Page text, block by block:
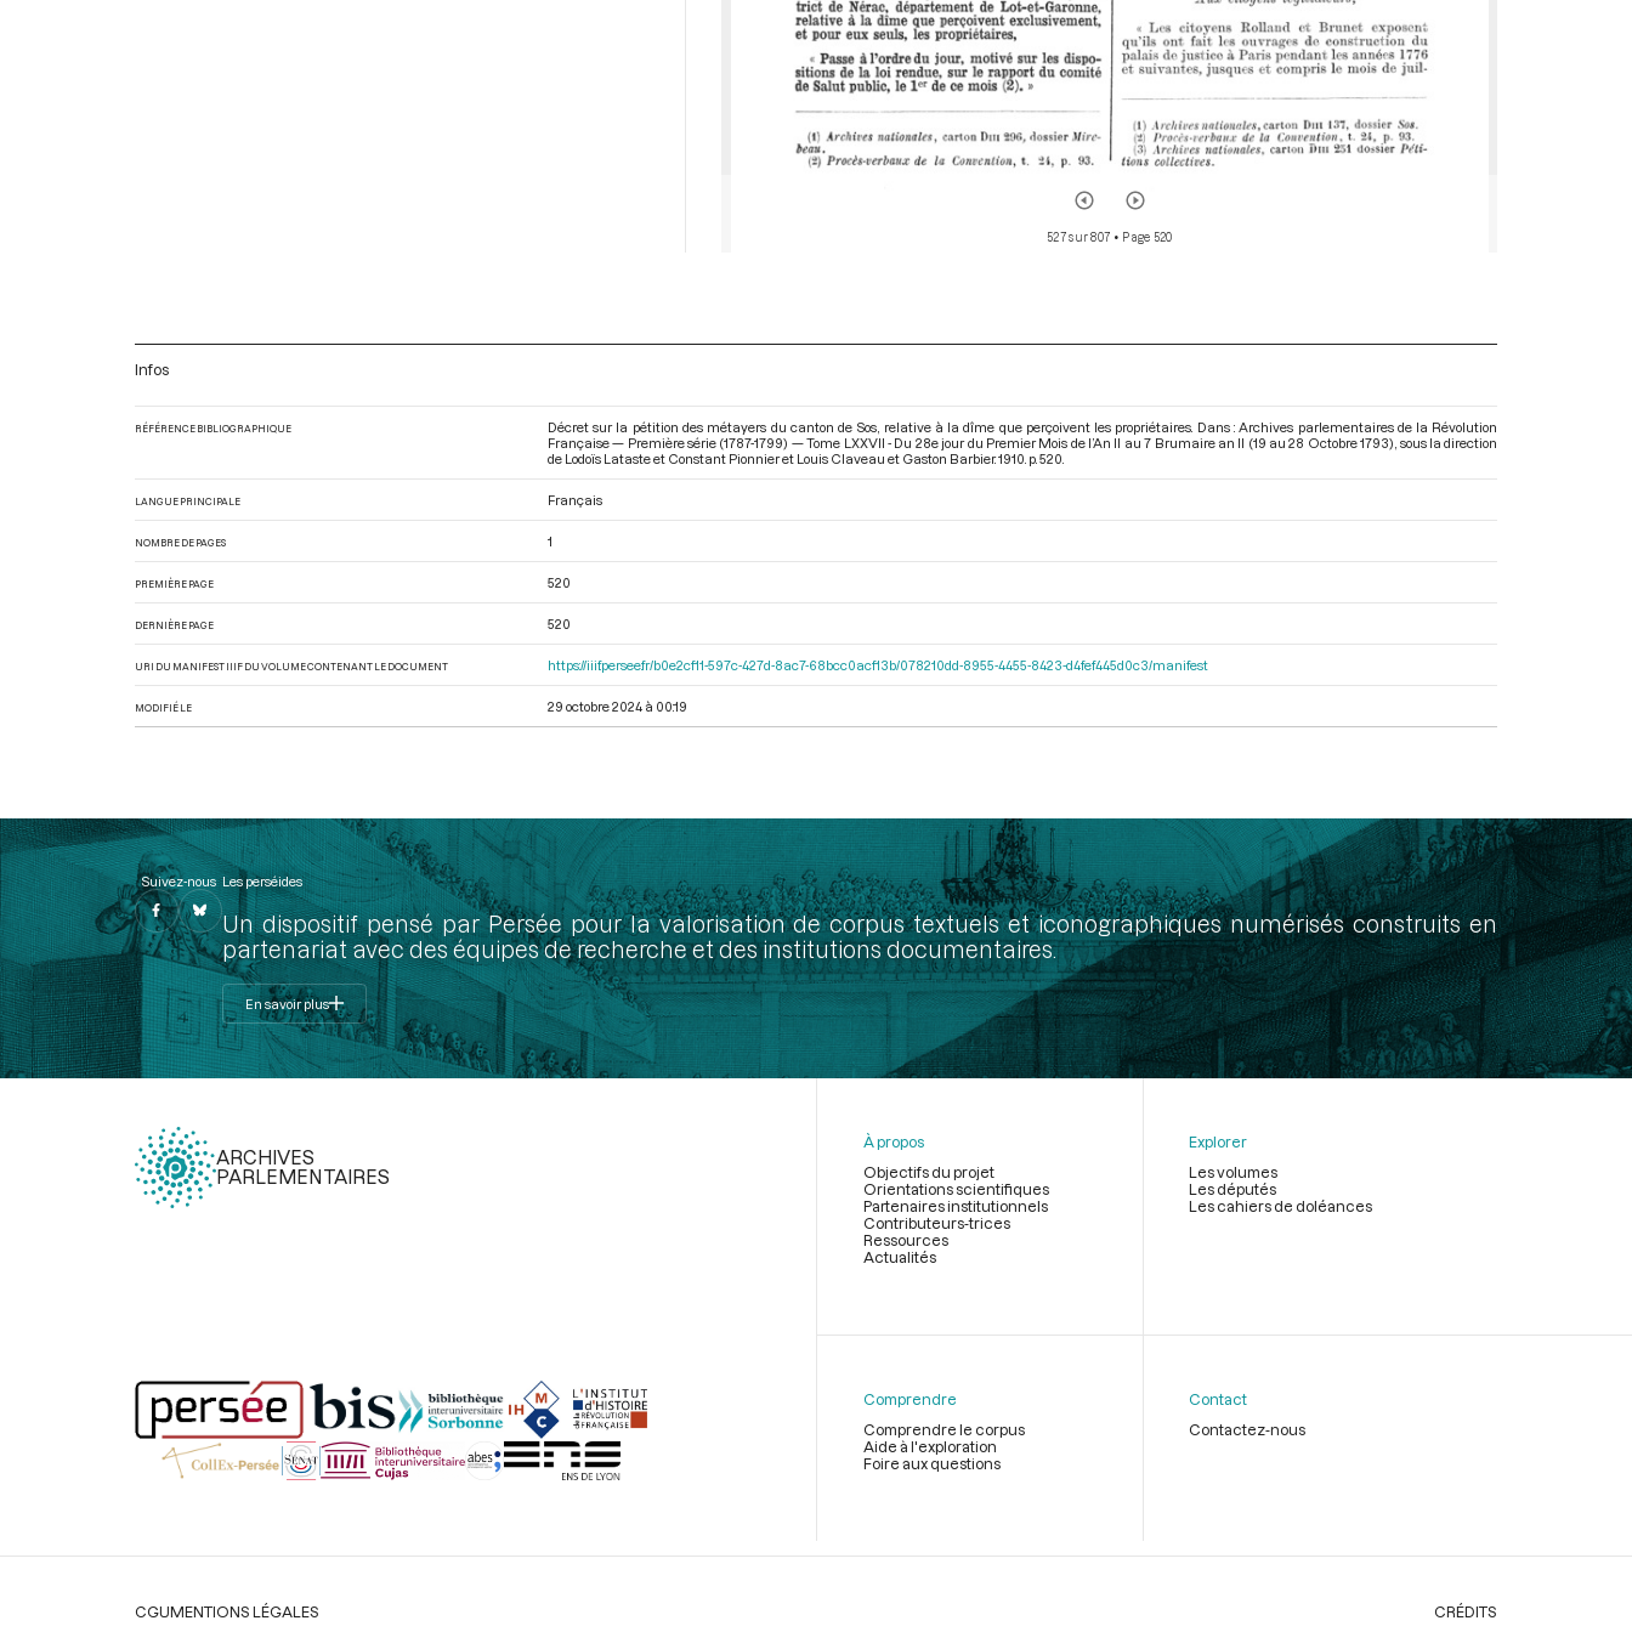
527 sur 807 • Page 520
Infos
RÉFÉRENCE BIBLIOGRAPHIQUE
Décret sur la pétition des métayers du canton de Sos, relative à la dîme que perçoivent les propriétaires. Dans : Archives parlementaires de la Révolution
Française — Première série (1787-1799) — Tome LXXVII - Du 28e jour du Premier Mois de l’An II au 7 Brumaire an II (19 au 28 Octobre 1793) , sous la direction
de Lodoïs Lataste et Constant Pionnier et Louis Claveau et Gaston Barbier. 1910. p. 520.
LANGUE PRINCIPALE Français
NOMBRE DE PAGES 1
PREMIÈRE PAGE 520
DERNIÈRE PAGE 520
URI DU MANIFEST IIIF DU VOLUME CONTENANT LE DOCUMENT https://iiif.persee.fr/b0e2cf11-597c-427d-8ac7-68bcc0acf13b/078210dd-8955-4455-8423-d4fef445d0c3/manifest
MODIFIÉ LE 29 octobre 2024 à 00:19
Suivez-nous Les perséides
Un dispositif pensé par Persée pour la valorisation de corpus textuels et iconographiques numérisés construits en
partenariat avec des équipes de recherche et des institutions documentaires.
En savoir plus
ARCHIVES
PARLEMENTAIRES
page
À propos
Objectifs du projet
Orientations scientifiques
Partenaires institutionnels
Contributeurs-trices
Ressources
Actualités
Explorer
Les volumes
Les députés
Les cahiers de doléances
Comprendre
Comprendre le corpus
Aide à l'exploration
Foire aux questions
Contact
Contactez-nous
Légal
CGUMENTIONS LÉGALES CRÉDITS